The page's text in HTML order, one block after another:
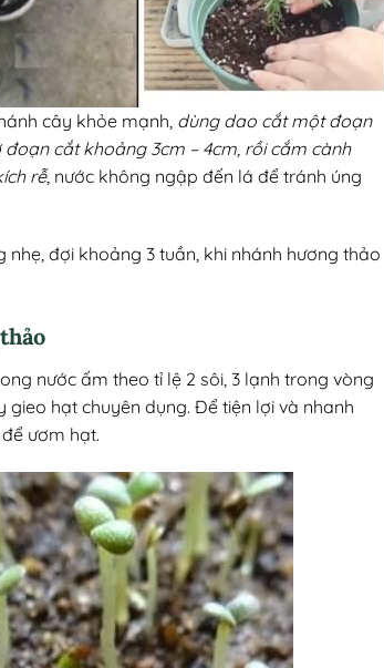
cây khỏe mạnh, dùng dao cắt một đoạn
cắt khoảng 3cm – 4cm, rồi cắm cành
rễ, nước không ngập đến lá để tránh úng
đợi khoảng 3 tuần, khi nhánh hương thảo
nước ấm theo tỉ lệ 2 sôi, 3 lạnh trong vòng
hạt chuyên dụng. Để tiện lợi và nhanh
ươm hạt.